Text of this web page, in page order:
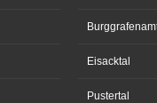
Eisacktal
Pustertal